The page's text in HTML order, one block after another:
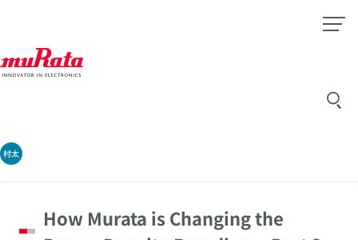
村太
How Murata is Changing the